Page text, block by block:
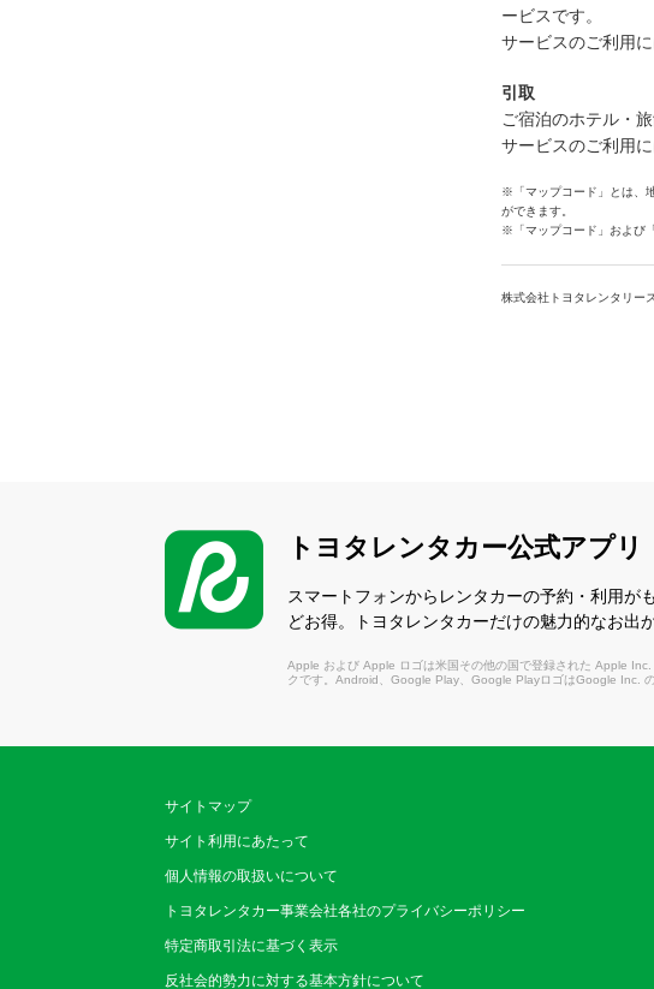
ービスです。
サービスのご利用
引取
ご宿泊のホテル・
サービスのご利用
※「マップコード」とは、
ができます。
※「マップコード」および
株式会社トヨタレンタリー
トヨタレンタカー公式アプリ
スマートフォンからレンタカーの予約・利用が
どお得。トヨタレンタカーだけの魅力的なお出
Apple および Apple ロゴは米国その他の国で登録された Apple
クです。Android、Google Play、Google PlayロゴはGoogle Inc. の
サイトマップ
サイト利用にあたって
個人情報の取扱いについて
トヨタレンタカー事業会社各社のプライバシーポリシー
特定商取引法に基づく表示
反社会的勢力に対する基本方針について